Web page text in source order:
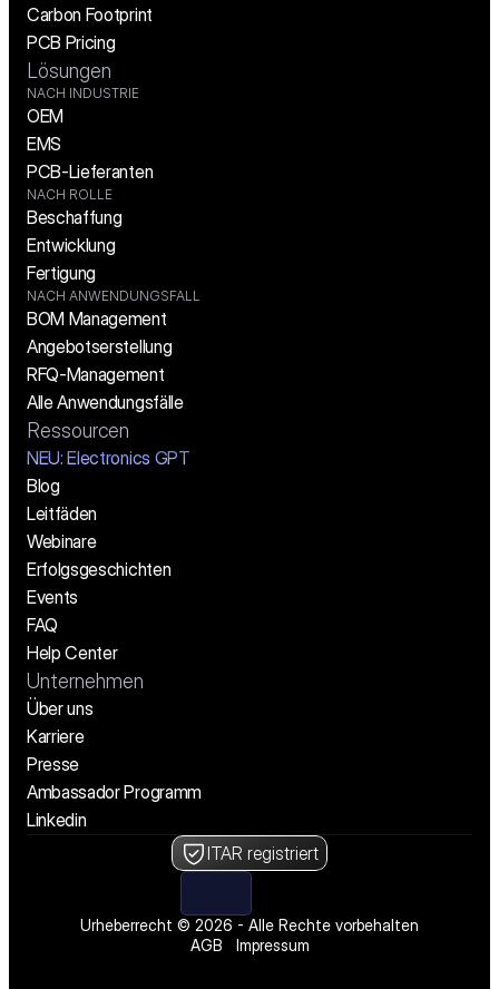
Carbon Footprint
PCB Pricing
Lösungen
NACH INDUSTRIE
OEM
EMS
PCB-Lieferanten
NACH ROLLE
Beschaffung
Entwicklung
Fertigung
NACH ANWENDUNGSFALL
BOM Management
Angebotserstellung
RFQ-Management
Alle Anwendungsfälle
Ressourcen
NEU: Electronics GPT
Blog
Leitfäden
Webinare
Erfolgsgeschichten
Events
FAQ
Help Center
Unternehmen
Über uns
Karriere
Presse
Ambassador Programm
Linkedin
ITAR registriert
Urheberrecht © 2026 - Alle Rechte vorbehalten
AGB
Impressum